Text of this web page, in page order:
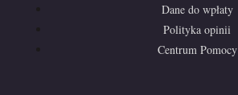
Dane do wpłaty
Polityka opinii
Centrum Pomocy